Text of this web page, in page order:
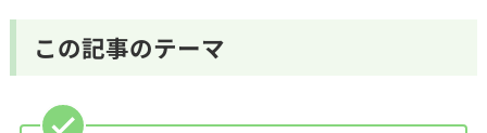
この記事のテーマ